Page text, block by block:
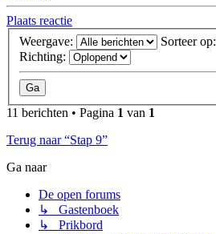
Plaats reactie
Weergave:
Sorteer op:
Richting:
11 berichten • Pagina 1 van 1
Terug naar “Stap 9”
Ga naar
De open forums
↳ Gastenboek
↳ Prikbord